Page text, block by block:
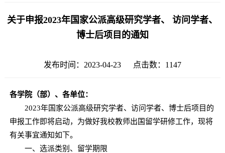
关于申报2023年国家公派高级研究学者、 访问学者、
博士后项目的通知
发布时间：2023-04-23 点击数： 1147
各学院（部）、各单位：
2023年国家公派高级研究学者、访问学者、博士后项目的
申报工作即将启动，为做好我校教师出国留学研修工作，现将
有关事宜通知如下。
一、选派类别、留学期限